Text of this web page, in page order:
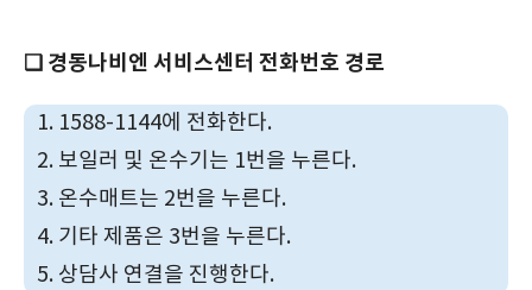
❑ 경동나비엔 서비스센터 전화번호 경로
1588-1144에 전화한다.
보일러 및 온수기는 1번을 누른다.
온수매트는 2번을 누른다.
기타 제품은 3번을 누른다.
상담사 연결을 진행한다.